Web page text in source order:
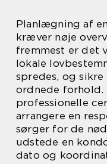
Planlægning af
kræver nøje
fremmest er det
lokale
spredes, og
ordnede forhold.
professionelle
arrangere en
sørger for de
udstede en
dato og